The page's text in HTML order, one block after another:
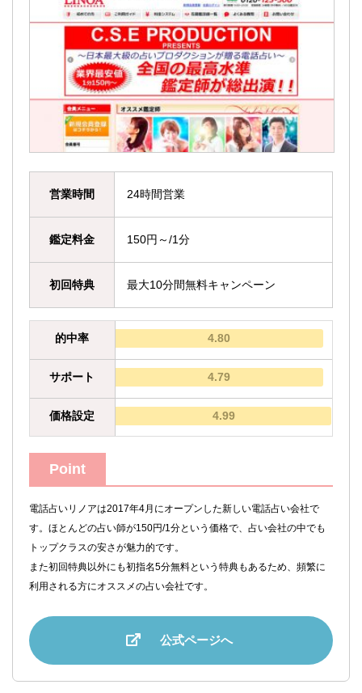
営業時間 24時間営業
鑑定料金 150円～/1分
初回特典 最大10分間無料キャンペーン
的中率 4.80
サポート 4.79
価格設定 4.99
Point
電話占いリノアは2017年4月にオープンした新しい電話占い会社で
す。ほとんどの占い師が150円/1分という価格で、占い会社の中でも
トップクラスの安さが魅力的です。
また初回特典以外にも初指名5分無料という特典もあるため、頻繁に
利用される方にオススメの占い会社です。
公式ページへ